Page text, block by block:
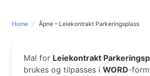
Home Åpne – Leiekontrakt Parkeringsplass
Mal for Leiekontrakt
brukes og tilpasses i WORD-